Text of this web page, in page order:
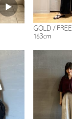
GOLD / FREE
163cm